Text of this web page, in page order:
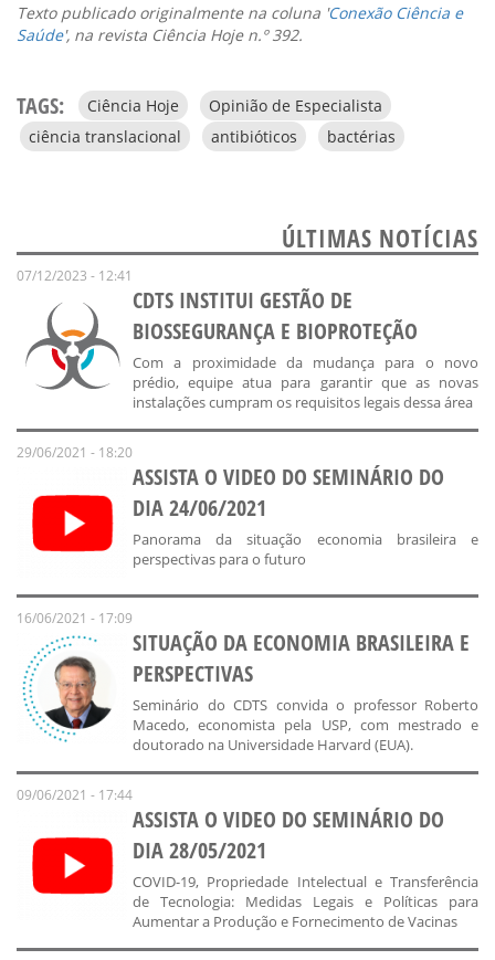
Texto publicado originalmente na coluna ' Conexão Ciência e
Saúde', na revista Ciência Hoje n.º 392.
TAGS: Ciência Hoje
Opinião de Especialista
ciência translacional
antibióticos bactérias
ÚLTIMAS NOTÍCIAS
07/12/2023 - 12:41
CDTS INSTITUI GESTÃO DE
BIOSSEGURANÇA E BIOPROTEÇÃO
Com a proximidade da mudança para o novo
prédio, equipe atua para garantir que as novas
instalações cumpram os requisitos legais dessa área
29/06/2021 - 18:20
ASSISTA O VIDEO DO SEMINÁRIO DO
DIA 24/06/2021
Panorama da situação economia brasileira e
perspectivas para o futuro
16/06/2021 - 17:09
SITUAÇÃO DA ECONOMIA BRASILEIRA E
PERSPECTIVAS
Seminário do CDTS convida o professor Roberto
Macedo, economista pela USP, com mestrado e
doutorado na Universidade Harvard (EUA).
09/06/2021 - 17:44
ASSISTA O VIDEO DO SEMINÁRIO DO
DIA 28/05/2021
COVID-19, Propriedade Intelectual e Transferência
de Tecnologia: Medidas Legais e Políticas para
Aumentar a Produção e Fornecimento de Vacinas